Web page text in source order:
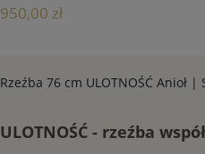
950,00 zł
Rzeźba 76 cm ULOTNOŚĆ Anioł |
ULOTNOŚĆ - rzeźba